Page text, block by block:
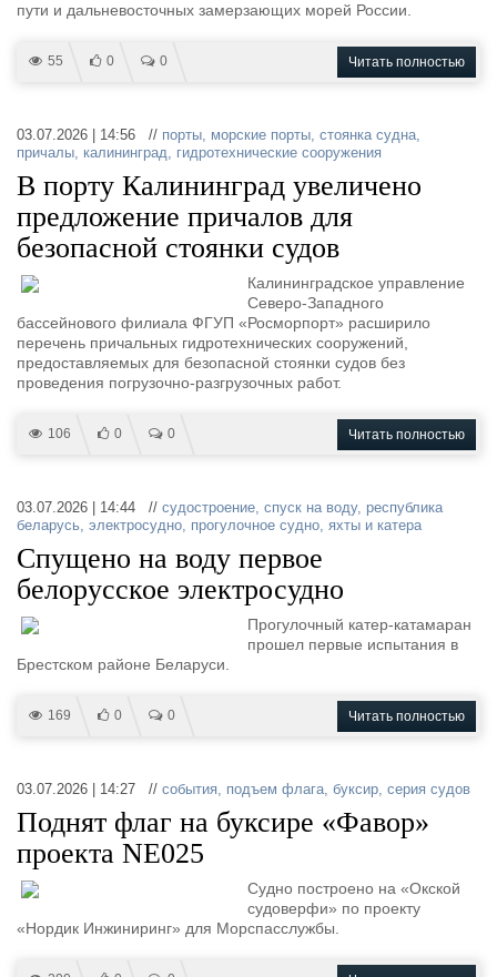
пути и дальневосточных замерзающих морей России.
55 0 0 Читать полностью
03.07.2026 | 14:56 // порты, морские порты, стоянка судна,
причалы, калининград, гидротехнические сооружения
В порту Калининград увеличено
предложение причалов для
безопасной стоянки судов
Калининградское управление
Северо-Западного
бассейнового филиала ФГУП «Росморпорт» расширило
перечень причальных гидротехнических сооружений,
предоставляемых для безопасной стоянки судов без
проведения погрузочно-разгрузочных работ.
106 0 0 Читать полностью
03.07.2026 | 14:44 // судостроение, спуск на воду, республика
беларусь, электросудно, прогулочное судно, яхты и катера
Спущено на воду первое
белорусское электросудно
Прогулочный катер-катамаран
прошел первые испытания в
Брестском районе Беларуси.
169 0 0 Читать полностью
03.07.2026 | 14:27 // события, подъем флага, буксир, серия судов
Поднят флаг на буксире «Фавор»
проекта NE025
Судно построено на «Окской
судоверфи» по проекту
«Нордик Инжиниринг» для Морспасслужбы.